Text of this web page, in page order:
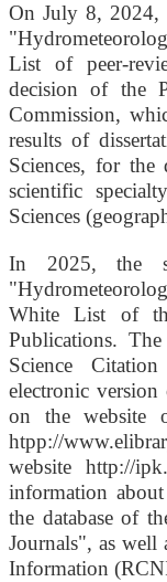
On July 8, 2024,
List of peer-
decision of the
Commission,
results of
Sciences, for
scientific
Sciences
In 2025, the
White List of
Publications.
Science
electronic
on the website
htpp://
website http://
information
the database of
Journals", as well
Information